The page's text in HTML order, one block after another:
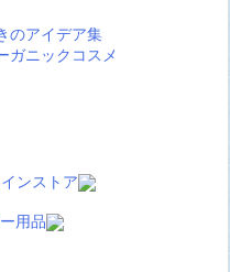
のアイデア集
ガニックコスメ
用品